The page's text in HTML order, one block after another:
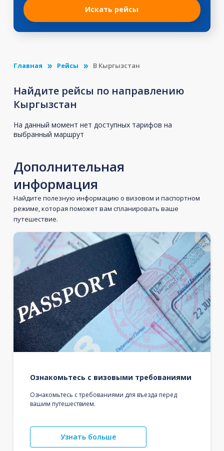
Искать рейсы
Главная Рейсы В Кыргызстан
Найдите рейсы по направлению
Кыргызстан
На данный момент нет доступных тарифов на
выбранный маршрут
Дополнительная
информация
Найдите полезную информацию о визовом и паспортном
режиме, которая поможет вам спланировать ваше
путешествие.
Ознакомьтесь с визовыми требованиями
Ознакомьтесь с требованиями для въезда перед
вашим путешествием.
Узнать больше